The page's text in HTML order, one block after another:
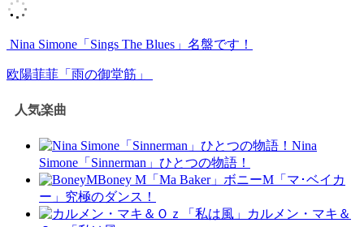
Nina Simone「Sings The Blues」名盤です！
欧陽菲菲「雨の御堂筋」
人気楽曲
Nina
Simone「Sinnerman」ひとつの物語！
Boney M「Ma Baker」ボニーM「マ･ベイカ
ー」究極のダンス！
カルメン・マキ＆